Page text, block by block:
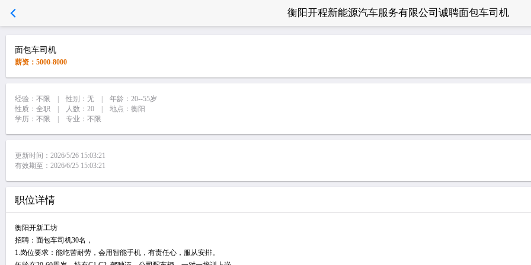
衡阳开程新能源汽车服务有限公司诚聘面包车司机
面包车司机
薪资：5000-8000
经验：不限 | 性别：无 | 年龄：20--55岁
性质：全职 | 人数：20 | 地点：衡阳
学历：不限 | 专业：不限
更新时间：2026/5/26 15:03:21
有效期至：2026/6/25 15:03:21
职位详情
衡阳开新工坊
招聘：面包车司机30名，
1.岗位要求：能吃苦耐劳，会用智能手机，有责任心，服从安排。